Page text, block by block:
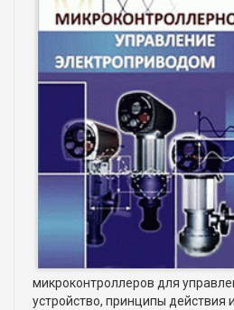
микроконтроллеров для
устройство, принципы действия